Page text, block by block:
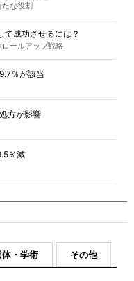
な役割
成功させるには？
ールアップ戦略
％が該当
方が影響
％減
体・学術 その他